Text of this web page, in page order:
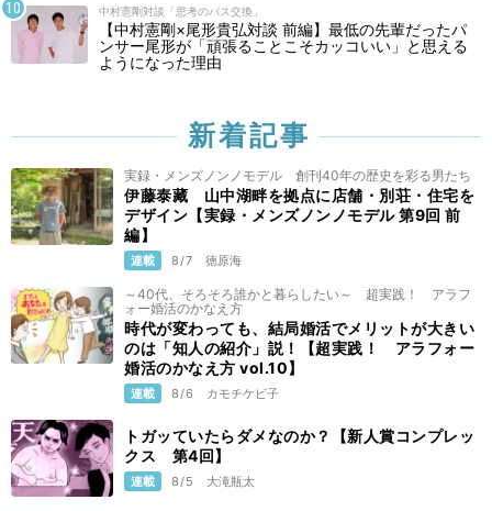
中村憲剛対談「思考のパス交換」
【中村憲剛×尾形貴弘対談 前編】最低の先輩だったパ
ンサー尾形が「頑張ることこそカッコいい」と思える
ようになった理由
新着記事
実録・メンズノンノモデル 創刊40年の歴史を彩る男たち
伊藤泰藏 山中湖畔を拠点に店舗・別荘・住宅を
デザイン【実録・メンズノンノモデル 第9回 前
編】
連載 8/7 徳原海
～40代、そろそろ誰かと暮らしたい～ 超実践！ アラフ
ォー婚活のかなえ方
時代が変わっても、結局婚活でメリットが大きい
のは「知人の紹介」説！【超実践！ アラフォー
婚活のかなえ方 vol.10】
連載 8/6 カモチケビ子
トガッていたらダメなのか？【新人賞コンプレッ
クス 第4回】
連載 8/5 大滝瓶太